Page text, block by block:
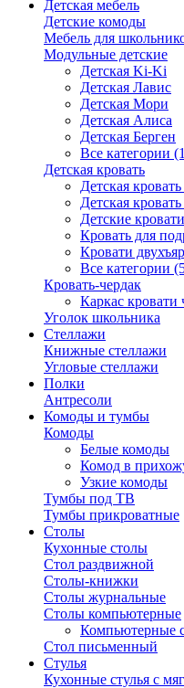
Детская мебель
Детские комоды
Мебель для
Модульные детские
Детская Ki-Ki
Детская Лавис
Детская Мори
Детская Алиса
Детская Берген
Все категории
Детская кровать
Детская
Детская
Детские
Кровать для
Кровати
Все категории
Кровать-чердак
Каркас кровати
Уголок школьника
Стеллажи
Книжные стеллажи
Угловые стеллажи
Полки
Антресоли
Комоды и тумбы
Комоды
Белые комоды
Комод в
Узкие комоды
Тумбы под ТВ
Тумбы прикроватные
Столы
Кухонные столы
Стол раздвижной
Столы-книжки
Столы журнальные
Столы компьютерные
Компьютерные
Стол письменный
Стулья
Кухонные стулья с